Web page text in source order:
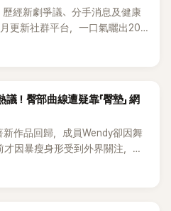
經新劇爭議、分手消息及健康
更新社群平台，一口氣曬出20
。其中，一張生日蛋糕照意外
！臀部曲線遭疑靠「臀墊」 網
作品回歸，成員Wendy卻因舞
因暴瘦身形受到外界關注，又
最新打歌舞台曝光後，再度因